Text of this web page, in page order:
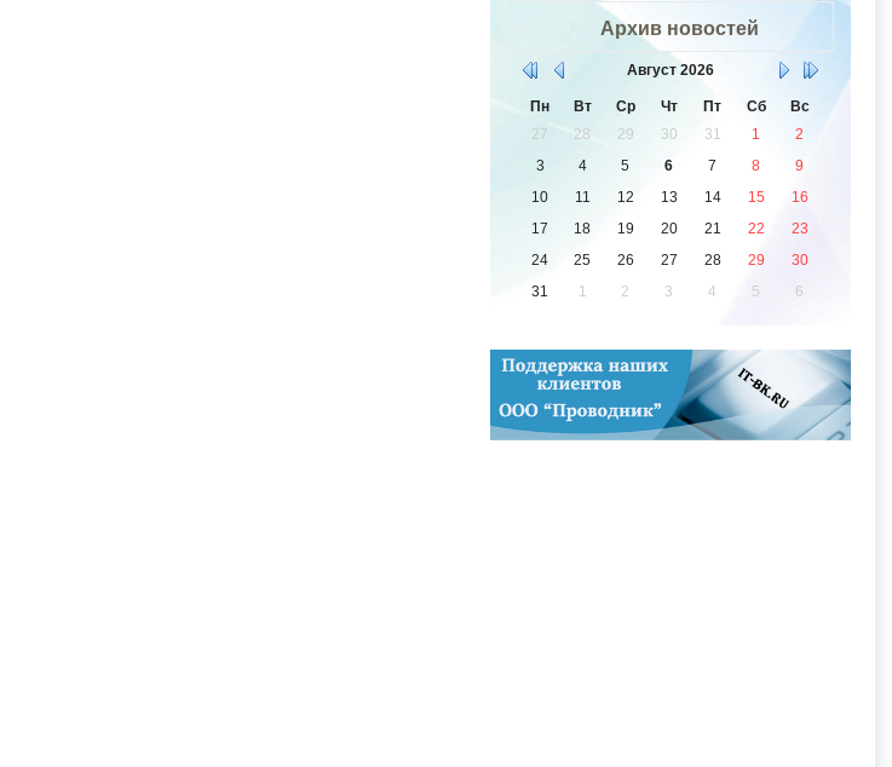
Архив новостей
Август 2026
Пн Вт Ср Чт Пт Сб
Вс
27
28 29 30 31 1
2
3
4 5 6 7 8
9
10
11 12 13 14 15
16
17
18 19 20 21 22
23
24
25 26 27 28 29
30
31
1 2 3 4 5 6